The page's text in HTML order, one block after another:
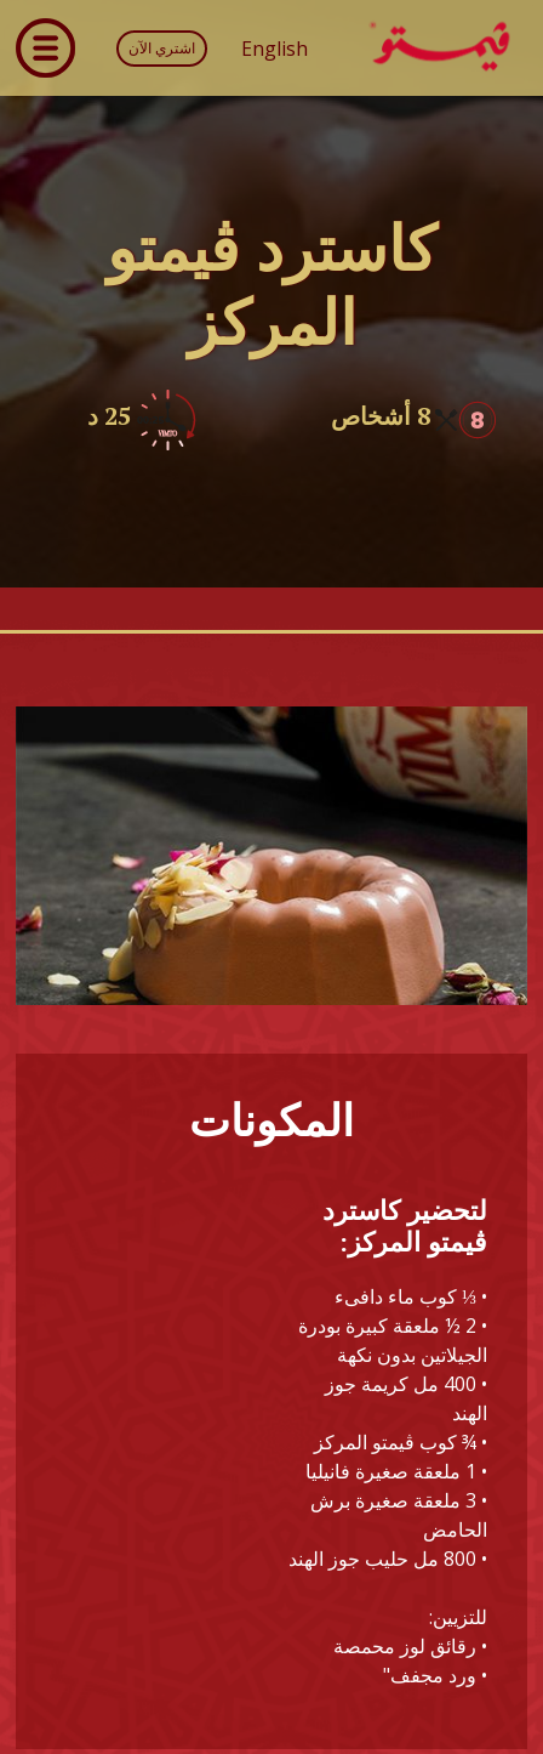
English اشتري الآن
كاسترد ڤيمتو
المركز
8 أشخاص 25 د
المكونات
لتحضير كاسترد
ڤيمتو المركز:
• ⅓ كوب ماء دافىء
• 2 ½ ملعقة كبيرة بودرة
الجيلاتين بدون نكهة
• 400 مل كريمة جوز
الهند
• ¾ كوب ڤيمتو المركز
• 1 ملعقة صغيرة فانيليا
• 3 ملعقة صغيرة برش
الحامض
• 800 مل حليب جوز الهند
للتزيين:
• رقائق لوز محمصة
• ورد مجفف"